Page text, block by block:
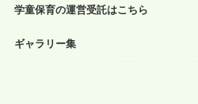
学童保育の運営受託はこちら
ギャラリー集